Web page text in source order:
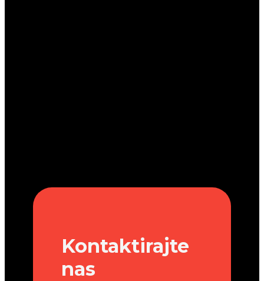
Kontaktirajte
nas